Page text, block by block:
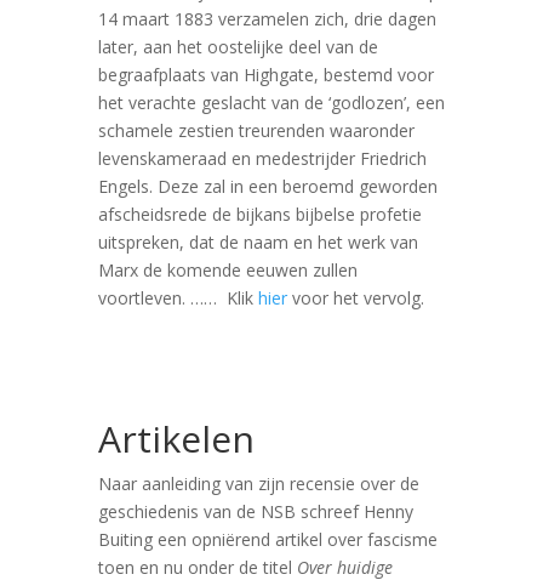
14 maart 1883 verzamelen zich, drie dagen
later, aan het oostelijke deel van de
begraafplaats van Highgate, bestemd voor
het verachte geslacht van de ‘godlozen’, een
schamele zestien treurenden waaronder
levenskameraad en medestrijder Friedrich
Engels. Deze zal in een beroemd geworden
afscheidsrede de bijkans bijbelse profetie
uitspreken, dat de naam en het werk van
Marx de komende eeuwen zullen
voortleven. …… Klik hiervoor het vervolg.
Artikelen
Naar aanleiding van zijn recensie over de
geschiedenis van de NSB schreef Henny
Buiting een opniërend artikel over fascisme
toen en nu onder de titel Over huidige